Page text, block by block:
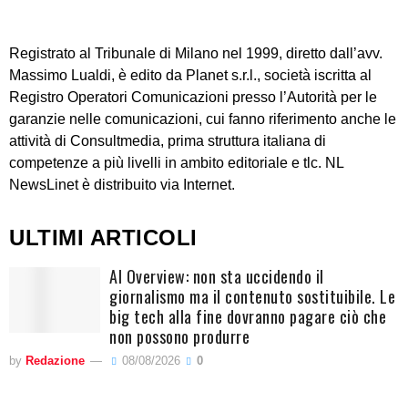
Registrato al Tribunale di Milano nel 1999, diretto dall’avv.
Massimo Lualdi, è edito da Planet s.r.l., società iscritta al
Registro Operatori Comunicazioni presso l’Autorità per le
garanzie nelle comunicazioni, cui fanno riferimento anche le
attività di Consultmedia, prima struttura italiana di
competenze a più livelli in ambito editoriale e tlc. NL
NewsLinet è distribuito via Internet.
ULTIMI ARTICOLI
AI Overview: non sta uccidendo il
giornalismo ma il contenuto sostituibile. Le
big tech alla fine dovranno pagare ciò che
non possono produrre
by Redazione 08/08/2026 0